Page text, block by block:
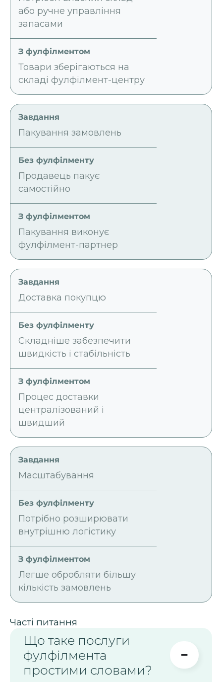
або ручне управління
запасами
Товари зберігаються на
складі фулфілмент-центру
Пакування замовлень
Продавець пакує
самостійно
Пакування виконує
фулфілмент-партнер
Доставка покупцю
Складніше забезпечити
швидкість і стабільність
Процес доставки
централізований і
швидший
Масштабування
Потрібно розширювати
внутрішню логістику
Легше обробляти більшу
кількість замовлень
Часті питання
Що таке послуги
фулфілмента
простими словами?